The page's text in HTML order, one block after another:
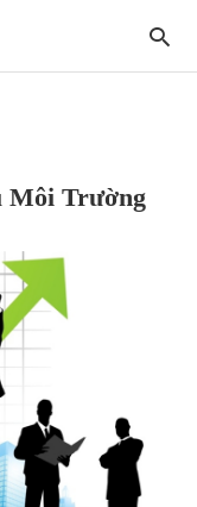
Môi Trường